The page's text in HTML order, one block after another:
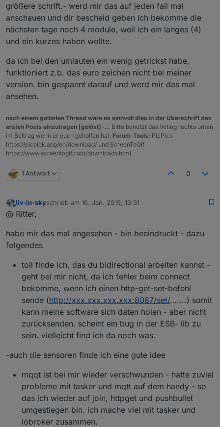
größere schrift.- werd mir das auf jeden fall mal
anschauen und dir bescheid geben ich bekomme die
nächsten tage noch 4 module, weil ich ein langes (4)
und ein kurzes haben wollte.
da ich bei den umlauten ein wenig getrickst habe,
funktioniert z.b. das euro zeichen nicht bei meiner
version. bin gespannt darauf und werd mir das mal
ansehen.
nach einem gelösten Thread wäre es sinnvoll dies in der Überschrift des
ersten Posts einzutragen [gelöst]-... Bitte benutzt das Voting rechts unten
im Beitrag wenn er euch geholfen hat. Forum-Tools: PicPick
https://picpick.app/en/download/ und ScreenToGif
https://www.screentogif.com/downloads.html
1 Antwort 0
Offline
liv-in-skyschrieb am 16. Jan. 2019, 13:31
zuletzt editiert von
@ Ritter,
habe mir das mal angesehen - bin beeindruckt - dazu
folgendes
toll finde ich, das du bidirectional arbeiten kannst -
geht bei mir nicht, da ich fehler beim connect
bekomme, wenn ich einen http-get-set-befehl
sende (http://xxx.xxx.xxx.xxx:8087/set/…....) somit
kann meine software sich daten holen - aber nicht
zurücksenden. scheint ein bug in der ESB- lib zu
sein. vielleicht find ich da noch was.
-auch die sensoren finde ich eine gute idee
mqqt ist bei mir wieder verschwunden - hatte zuviel
probleme mit tasker und mqtt auf dem handy - so
das ich wieder auf join, httpget und pushbullet
umgestiegen bin. ich mache viel mit tasker und
iobroker zusammen.